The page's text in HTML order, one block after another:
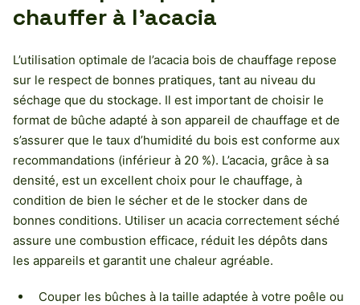
chauffer à l’acacia
L’utilisation optimale de l’acacia bois de chauffage repose
sur le respect de bonnes pratiques, tant au niveau du
séchage que du stockage. Il est important de choisir le
format de bûche adapté à son appareil de chauffage et de
s’assurer que le taux d’humidité du bois est conforme aux
recommandations (inférieur à 20 %). L’acacia, grâce à sa
densité, est un excellent choix pour le chauffage, à
condition de bien le sécher et de le stocker dans de
bonnes conditions. Utiliser un acacia correctement séché
assure une combustion efficace, réduit les dépôts dans
les appareils et garantit une chaleur agréable.
Couper les bûches à la taille adaptée à votre poêle ou